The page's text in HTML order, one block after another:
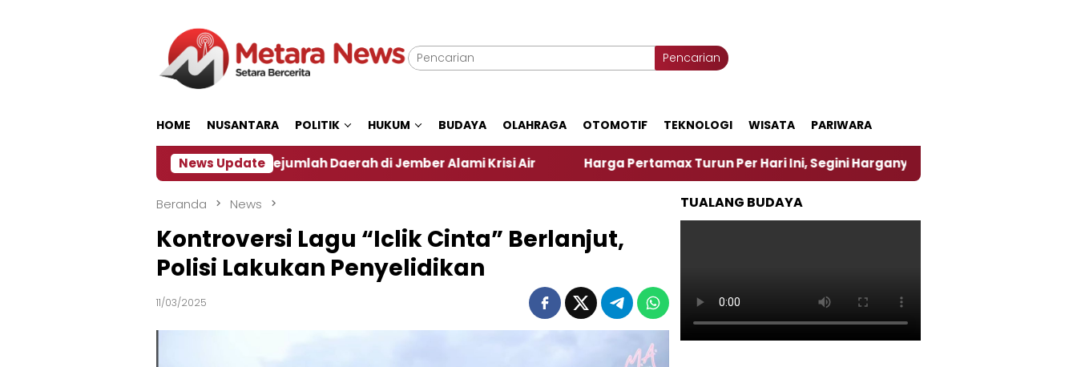
Pencarian
HOME NUSANTARA POLITIK HUKUM BUDAYA OLAHRAGA OTOMOTIF TEKNOLOGI WISATA PARIWARA
News Update
Dampak El Nino, Sejumlah Daerah di Jember Alami Krisi Air Harga Pertamax Turun Per Hari Ini, Segini Harganya ‎Nasirun Maestro Lukis Pemadu
Beranda News
Kontroversi Lagu “Iclik Cinta” Berlanjut,
Polisi Lakukan Penyelidikan
11/03/2025
TUALANG BUDAYA